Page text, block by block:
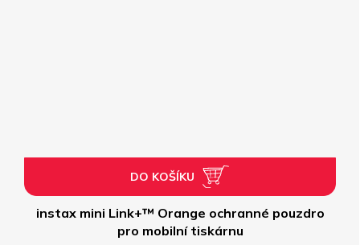
instax mini Link+™ Orange ochranné pouzdro
pro mobilní tiskárnu
DO KOŠÍKU